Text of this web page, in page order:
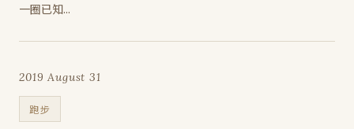
一圈已知...
2019 August 31
跑步